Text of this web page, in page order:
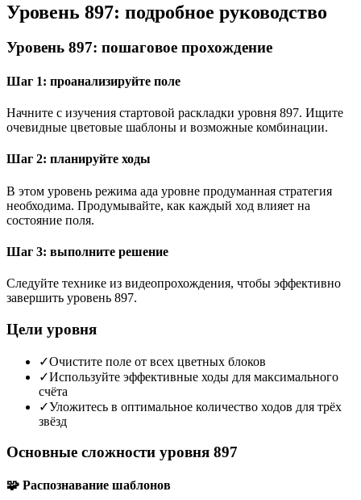
Уровень 897: подробное руководство
Уровень 897: пошаговое прохождение
Шаг 1: проанализируйте поле
Начните с изучения стартовой раскладки уровня 897. Ищите
очевидные цветовые шаблоны и возможные комбинации.
Шаг 2: планируйте ходы
В этом уровень режима ада уровне продуманная стратегия
необходима. Продумывайте, как каждый ход влияет на
состояние поля.
Шаг 3: выполните решение
Следуйте технике из видеопрохождения, чтобы эффективно
завершить уровень 897.
Цели уровня
✓Очистите поле от всех цветных блоков
✓Используйте эффективные ходы для максимального
счёта
✓Уложитесь в оптимальное количество ходов для трёх
звёзд
Основные сложности уровня 897
🧩 Распознавание шаблонов